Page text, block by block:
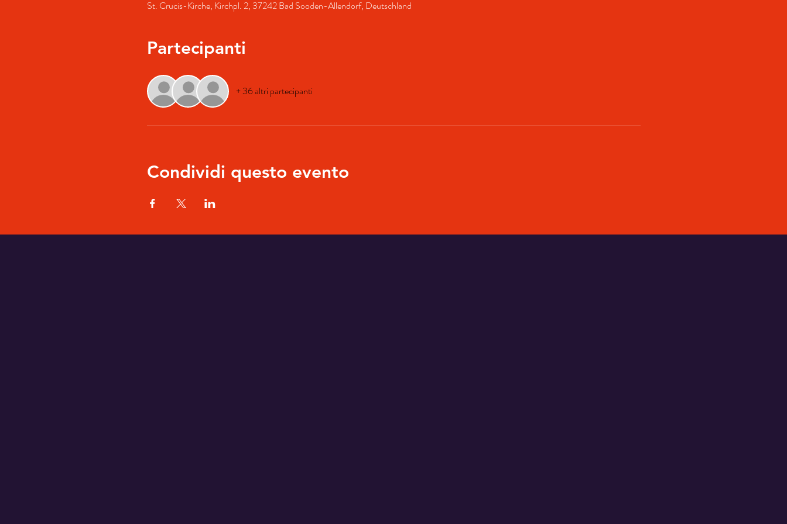
St. Crucis-Kirche, Kirchpl. 2, 37242 Bad Sooden-Allendorf, Deutschland
Partecipanti
+ 36 altri partecipanti
Condividi questo evento